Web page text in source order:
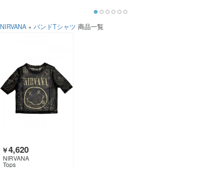
NIRVANA × バンドTシャツ 商品一覧
￥4,620
NIRVANA
Tops